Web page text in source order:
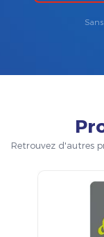
Retrouvez d'autres